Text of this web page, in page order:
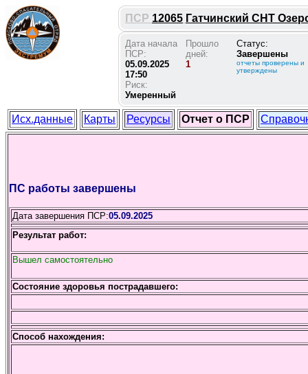
ПСР 12065 Гатчинский СНТ
Дата начала
ПСР:
05.09.2025
17:50
Риск:
Умеренный
Прошло
дней:
1
Статус:
Завершены
отчеты проверены и
утверждены
Исх.данные Карты Ресурсы Отчет о ПСР
ПС работы завершены
Дата завершения ПСР:05.09.2025
Результат работ:
Вышел самостоятельно
Состояние здоровья пострадавшего:
Способ нахождения: